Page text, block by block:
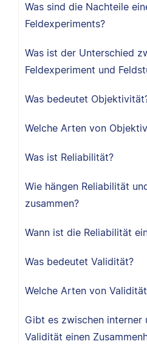
Was sind die Nachteile
Feldexperiments?
Was ist der Unterschied
Feldexperiment und
Was bedeutet
Welche Arten von
Was ist Reliabilität?
Wie hängen Reliabilität
zusammen?
Wann ist die Reliabilität
Was bedeutet Validität?
Welche Arten von
Gibt es zwischen interner
Validität einen